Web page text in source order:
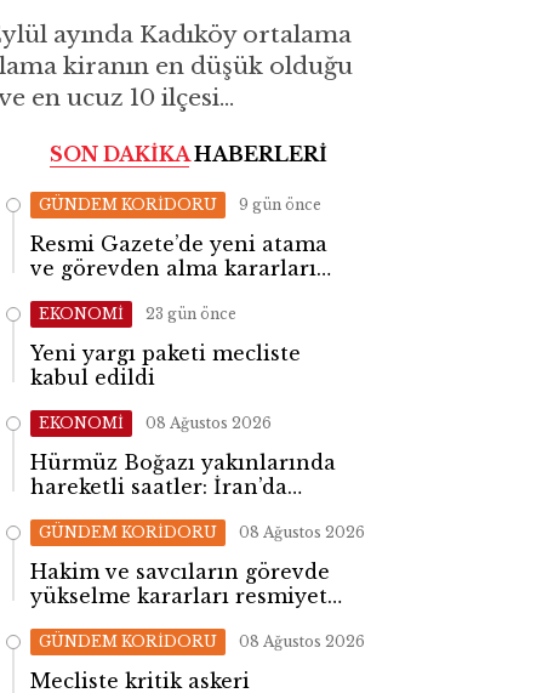
ayında Kadıköy ortalama
kiranın en düşük olduğu
en ucuz 10 ilçesi...
SON DAKİKAHABERLERİ
GÜNDEM KORİDORU 9 gün önce
Resmi Gazete’de yeni atama
ve görevden alma kararları
EKONOMİ 23 gün önce
Yeni yargı paketi mecliste
kabul edildi
EKONOMİ 08 Ağustos 2026
Hürmüz Boğazı yakınlarında
hareketli saatler: İran’da
GÜNDEM KORİDORU 08 Ağustos 2026
Hakim ve savcıların görevde
yükselme kararları resmiyet
GÜNDEM KORİDORU 08 Ağustos 2026
Mecliste kritik askeri